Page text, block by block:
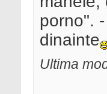
porno".
dinainte
Ultima